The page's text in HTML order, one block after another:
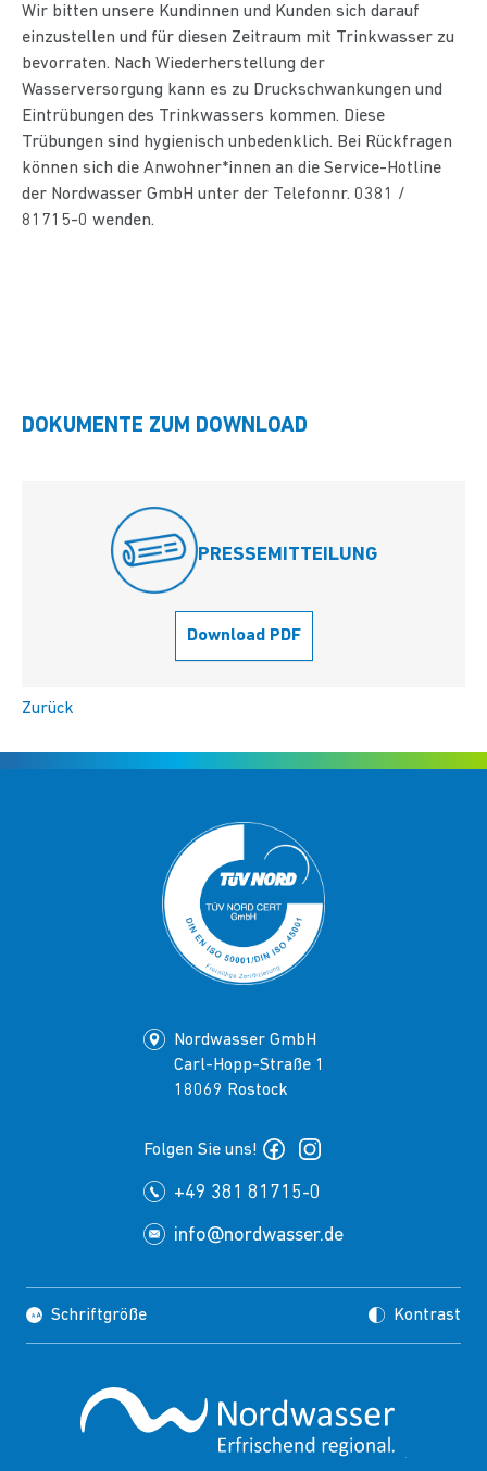
Wir bitten unsere Kundinnen und Kunden sich darauf
einzustellen und für diesen Zeitraum mit Trinkwasser zu
bevorraten. Nach Wiederherstellung der
Wasserversorgung kann es zu Druckschwankungen und
Eintrübungen des Trinkwassers kommen. Diese
Trübungen sind hygienisch unbedenklich. Bei Rückfragen
können sich die Anwohner*innen an die Service-Hotline
der Nordwasser GmbH unter der Telefonnr. 0381 /
81715-0 wenden.
DOKUMENTE ZUM DOWNLOAD
PRESSEMITTEILUNG
Download PDF
Zurück
+49 381 81715-0
info@nordwasser.de
Nordwasser GmbH
Carl-Hopp-Straße 1
18069 Rostock
Folgen Sie uns!
Schriftgröße Kontrast